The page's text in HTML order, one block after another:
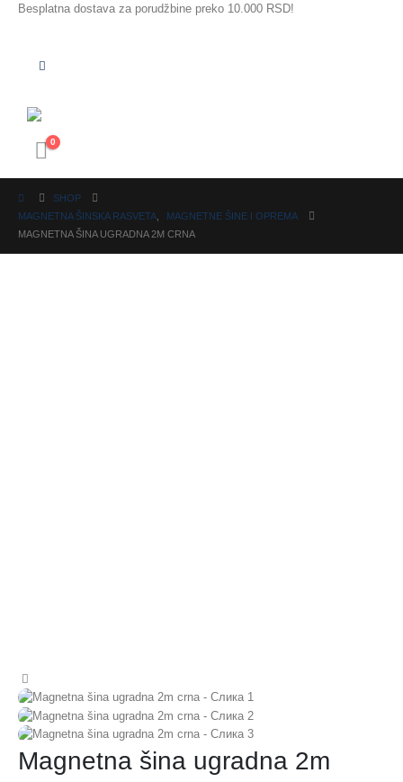
Besplatna dostava za porudžbine preko 10.000 RSD!
0
SHOP
MAGNETNA ŠINSKA RASVETA
MAGNETNE ŠINE I OPREMA
MAGNETNA ŠINA UGRADNA 2M CRNA
Magnetna šina ugradna 2m